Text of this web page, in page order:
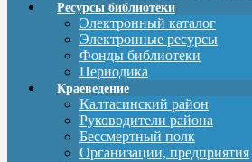
Ресурсы библиотеки
Электронный каталог
Электронные ресурсы
Фонды библиотеки
Периодика
Краеведение
Калтасинский район
Руководители района
Бессмертный полк
Организации, предприятия